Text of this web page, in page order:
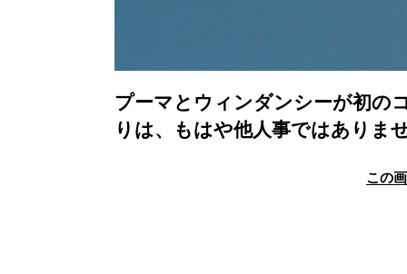
プーマとウィンダンシーが初の
りは、もはや他人事ではありま
この